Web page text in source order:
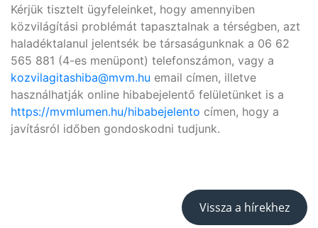
Kérjük tisztelt ügyfeleinket, hogy amennyiben
közvilágítási problémát tapasztalnak a térségben, azt
haladéktalanul jelentsék be társaságunknak a 06 62
565 881 (4-es menüpont) telefonszámon, vagy a
kozvilagitashiba@mvm.hu email címen, illetve
használhatják online hibabejelentő felületünket is a
https://mvmlumen.hu/hibabejelento címen, hogy a
javításról időben gondoskodni tudjunk.
Vissza a hírekhez